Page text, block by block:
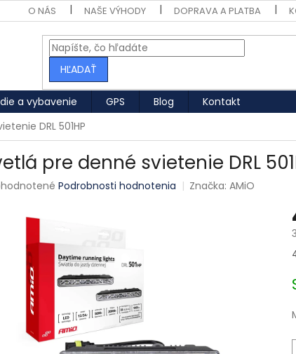
O NÁS NAŠE VÝHODY DOPRAVA A PLATBA
HĽADAŤ
a vybavenie GPS Blog
Kontakt
DRL 501HP
pre denné svietenie DRL
hodnotenie produktu je 0,0 z 5 hviezdičiek.
Podrobnosti hodnotenia Značka:AMiO